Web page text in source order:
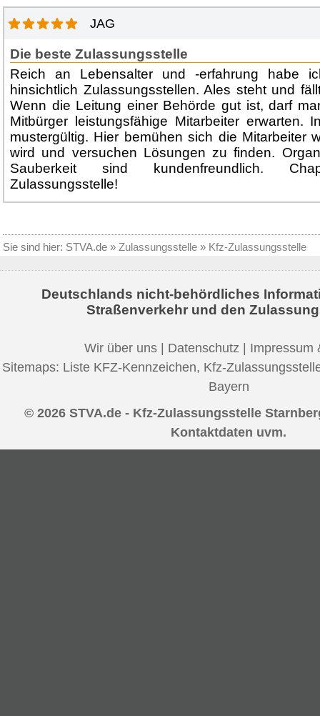
JAG
Die beste Zulassungsstelle
Reich an Lebensalter und -erfahrung habe
hinsichtlich Zulassungsstellen. Ales steht und
Wenn die Leitung einer Behörde gut ist, darf
Mitbürger leistungsfähige Mitarbeiter erwarten.
mustergültig. Hier bemühen sich die Mitarbeiter
wird und versuchen Lösungen zu finden.
Sauberkeit sind kundenfreundlich.
Zulassungsstelle!
Sie sind hier: STVA.de » Zulassungsstelle » Kfz-Zulassungsstelle
Deutschlands nicht-behördliches
Straßenverkehr und den
Wir über uns Datenschutz
Impressum
Sitemaps: Liste KFZ-Kennzeichen, Kfz-
Bayern
© 2026 STVA.de - Kfz-Zulassungsstelle
Kontaktdaten uvm.